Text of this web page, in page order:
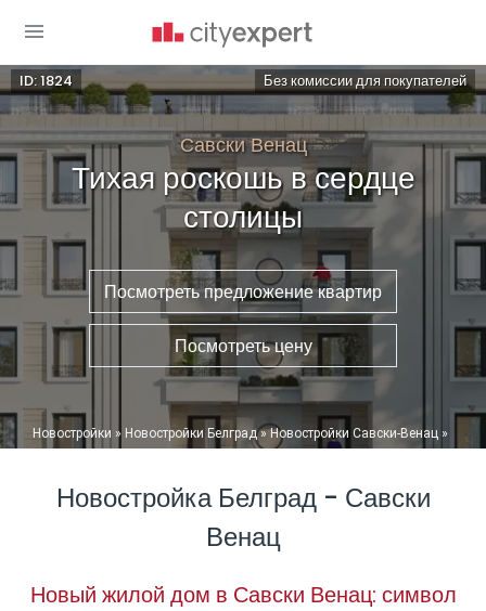
ID: 1824 Без комиссии для покупателей
Савски Венац
Тихая роскошь в сердце
столицы
Посмотреть предложение квартир
Посмотреть цену
You are here
Новостройки » Новостройки Белград » Новостройки Савски-Венац »
Новостройка Белград - Савски
Венац
Новый жилой дом в Савски Венац: символ